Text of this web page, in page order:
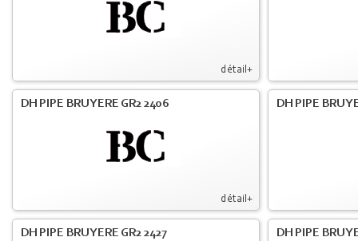
détail+
détail+
DH PIPE BRUYERE GR2 2406 DH PIPE
DH PIPE BRUYERE GR2 2427 DH PIPE